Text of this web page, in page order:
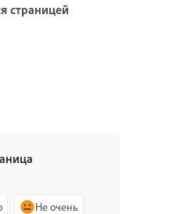
страницей
Не очень